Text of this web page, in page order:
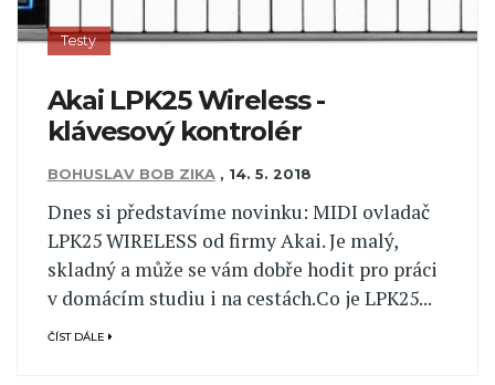
Testy
Akai LPK25 Wireless -
klávesový kontrolér
BOHUSLAV BOB ZIKA , 14. 5. 2018
Dnes si představíme novinku: MIDI ovladač
LPK25 WIRELESS od firmy Akai. Je malý,
skladný a může se vám dobře hodit pro práci
v domácím studiu i na cestách.Co je LPK25...
ČÍST DÁLE